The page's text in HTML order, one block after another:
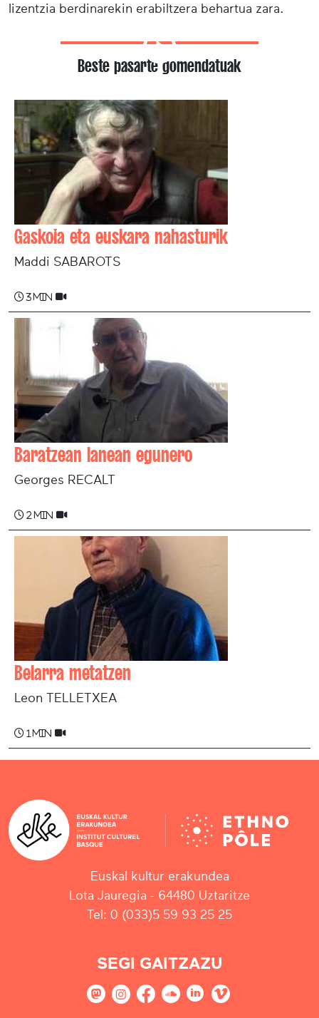
lizentzia berdinarekin erabiltzera behartua zara.
Beste pasarte gomendatuak
Gaskoia eta euskara nahasturik
Maddi SABAROTS
3 min
Baratzean lanean egunero
Georges RECALT
2 min
Belarra metatzen
Leon TELLETXEA
1 min
Euskal kultur erakundea
Lota Jauregia - 64480 Uztaritze
Tel: 0 (033)5 59 93 25 25
SEGI GAITZAZU